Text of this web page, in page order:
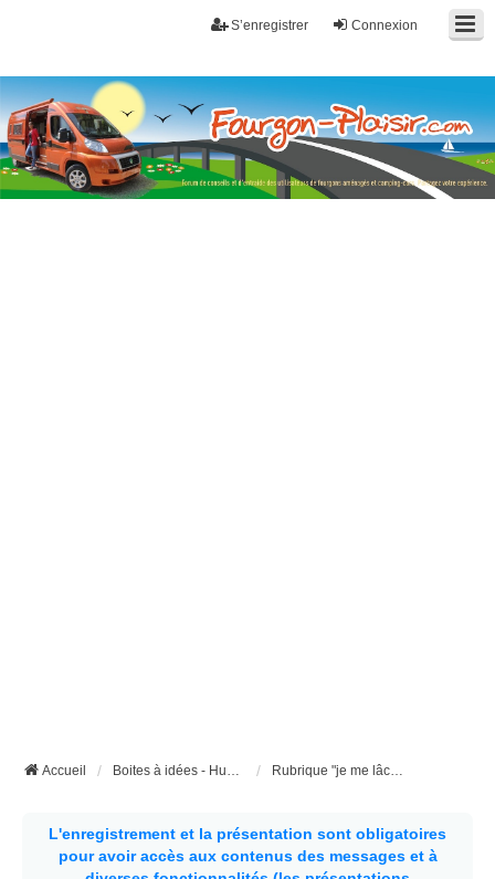
Connexion
S’enregistrer
Fourgon-plaisir.com
Forum de conseils et d'entraide des utilisateurs de fourgons, fourgons
aménagés, vans et de camping-car. Partagez votre expérience.
Accueil Boites à idées - Humour et insolite Rubrique "je me lâche"
L'enregistrement et la présentation sont obligatoires
pour avoir accès aux contenus des messages et à